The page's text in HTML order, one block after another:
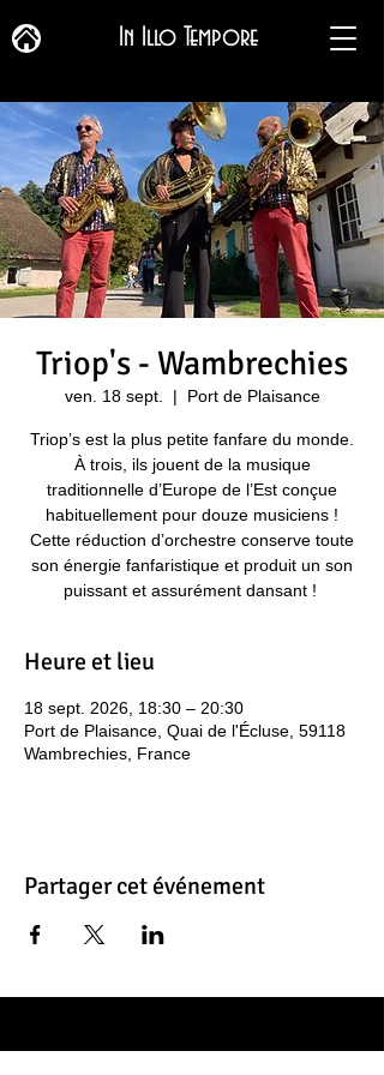
In Illo Tempore
Triop's - Wambrechies
ven. 18 sept.
  |
Port de Plaisance
Triop’s est la plus petite fanfare du monde.
À trois, ils jouent de la musique
traditionnelle d’Europe de l’Est conçue
habituellement pour douze musiciens !
Cette réduction d’orchestre conserve toute
son énergie fanfaristique et produit un son
puissant et assurément dansant ! ​
Heure et lieu
18 sept. 2026, 18:30 – 20:30
Port de Plaisance, Quai de l'Écluse, 59118
Wambrechies, France
Partager cet événement